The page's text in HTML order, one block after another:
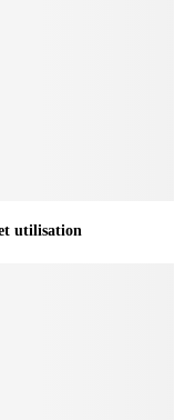
utilisation